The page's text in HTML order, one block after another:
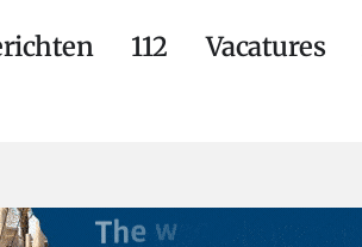
112 Vacatures